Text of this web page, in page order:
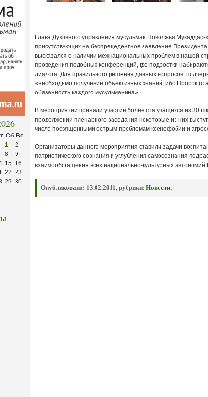
Сб Вс
1
2
8
9
15
16
22 23
29 30
Глава Духовного управления мусульман Поволжья
присутствующих на беспрецедентное заявление
высказался о наличии межнациональных проблем в нашей
проведения подобных конференций, где подростки
диалога. Для правильного решения данных вопросов,
«необходимо получение объективных знаний, ибо Пророк
обязанность каждого мусульманина».
В мероприятии приняли участие более ста учащихся из 30
продолжении пленарного заседания некоторые из них
числе посвященными острым проблемам ксенофобии и
Организаторы данного мероприятия ставили задачи
патриотического сознания и углубления самосознания
взаимообогащения всех национально-культурных автономий
Опубликовано: 13.02.2011, рубрики: Новости.